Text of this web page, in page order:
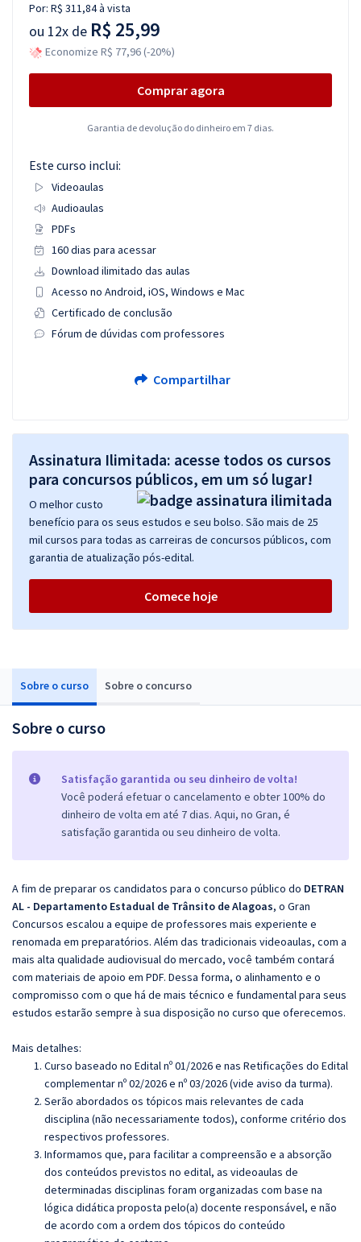
Sobre o curso Sobre o concurso
Sobre o curso
Satisfação garantida ou seu dinheiro de volta!
Você poderá efetuar o cancelamento e obter 100% do
dinheiro de volta em até 7 dias. Aqui, no Gran, é
satisfação garantida ou seu dinheiro de volta.
A fim de preparar os candidatos para o concurso público do DETRAN
AL - Departamento Estadual de Trânsito de Alagoas, o Gran
Concursos escalou a equipe de professores mais experiente e
renomada em preparatórios. Além das tradicionais videoaulas, com a
mais alta qualidade audiovisual do mercado, você também contará
com materiais de apoio em PDF. Dessa forma, o alinhamento e o
compromisso com o que há de mais técnico e fundamental para seus
estudos estarão sempre à sua disposição no curso que oferecemos.
Mais detalhes:
Curso baseado no Edital nº 01/2026 e nas Retificações do Edital
complementar nº 02/2026 e nº 03/2026 (vide aviso da turma).
Serão abordados os tópicos mais relevantes de cada
disciplina (não necessariamente todos), conforme critério dos
respectivos professores.
Informamos que, para facilitar a compreensão e a absorção
dos conteúdos previstos no edital, as videoaulas de
determinadas disciplinas foram organizadas com base na
lógica didática proposta pelo(a) docente responsável, e não
de acordo com a ordem dos tópicos do conteúdo
Por: R$ 311,84à vista
ou 12x de R$ 25,99
Economize R$ 77,96 (-20%)
Comprar agora
Garantia de devolução do dinheiro em 7 dias.
Este curso inclui:
Videoaulas
Audioaulas
PDFs
160 dias para acessar
Download ilimitado das aulas
Acesso no Android, iOS, Windows e Mac
Certificado de conclusão
Fórum de dúvidas com professores
Compartilhar
Assinatura Ilimitada: acesse todos os cursos
para concursos públicos, em um só lugar!
O melhor custo
benefício para os seus estudos e seu bolso. São mais de 25
mil cursos para todas as carreiras de concursos públicos, com
garantia de atualização pós-edital.
Comece hoje